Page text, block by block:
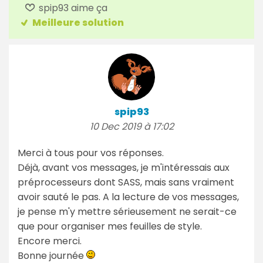
spip93 aime ça
Meilleure solution
spip93
10 Dec 2019 à 17:02
Merci à tous pour vos réponses.
Déjà, avant vos messages, je m'intéressais aux
préprocesseurs dont SASS, mais sans vraiment
avoir sauté le pas. A la lecture de vos messages,
je pense m'y mettre sérieusement ne serait-ce
que pour organiser mes feuilles de style.
Encore merci.
Bonne journée